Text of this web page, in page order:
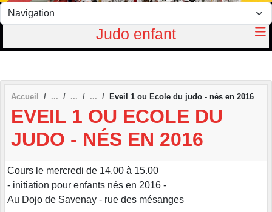
Judo enfant
Accueil Eveil 1 ou Ecole du judo - nés en 2016
EVEIL 1 OU ECOLE DU
JUDO - NÉS EN 2016
Cours le mercredi de 14.00 à 15.00
- initiation pour enfants nés en 2016 -
Au Dojo de Savenay - rue des mésanges